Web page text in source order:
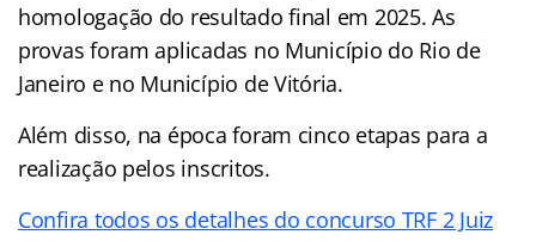
homologação do resultado final em 2025. As
provas foram aplicadas no Município do Rio de
Janeiro e no Município de Vitória.
Além disso, na época foram cinco etapas para a
realização pelos inscritos.
Confira todos os detalhes do concurso TRF 2 Juiz